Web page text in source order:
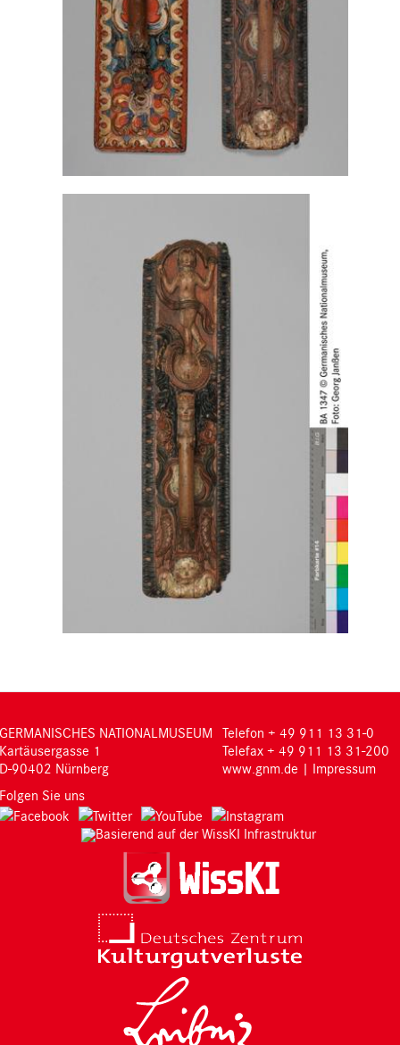
GERMANISCHES NATIONALMUSEUM
Kartäusergasse 1
D-90402 Nürnberg
Telefon + 49 911 13 31-0
Telefax + 49 911 13 31-200
www.gnm.de | Impressum
Folgen Sie uns
Basierend auf der WissKI Infrastruktur